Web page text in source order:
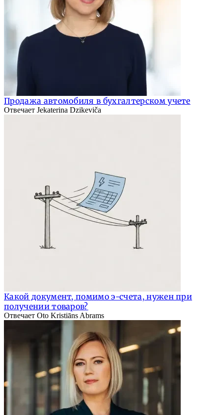
Продажа автомобиля в бухгалтерском учете
Отвечает Jekaterina Dzikeviča
Какой документ, помимо э-счета, нужен при
получении товаров?
Отвечает Oto Kristiāns Abrams